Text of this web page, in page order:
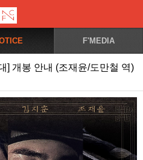
F'MEDIA
] 개봉 안내 (조재윤/도만철 역)